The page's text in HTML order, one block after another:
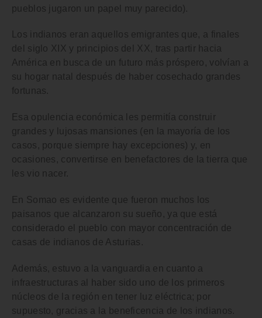
pueblos jugaron un papel muy parecido).
Los indianos eran aquellos emigrantes que, a finales
del siglo XIX y principios del XX , tras partir hacia
América en busca de un futuro más próspero, volvían a
su hogar natal después de haber cosechado grandes
fortunas.
Esa opulencia económica les permitía construir
grandes y lujosas mansiones (en la mayoría de los
casos, porque siempre hay excepciones) y, en
ocasiones, convertirse en benefactores de la tierra que
les vio nacer.
En Somao es evidente que fueron muchos los
paisanos que alcanzaron su sueño, ya que está
considerado el pueblo con mayor concentración de
casas de indianos de Asturias .
Además, estuvo a la vanguardia en cuanto a
infraestructuras al haber sido uno de los primeros
núcleos de la región en tener luz eléctrica; por
supuesto, gracias a la beneficencia de los indianos.